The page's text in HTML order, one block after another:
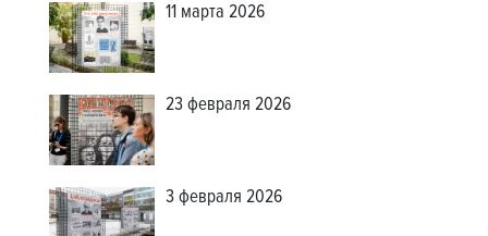
11 марта 2026
23 февраля 2026
3 февраля 2026